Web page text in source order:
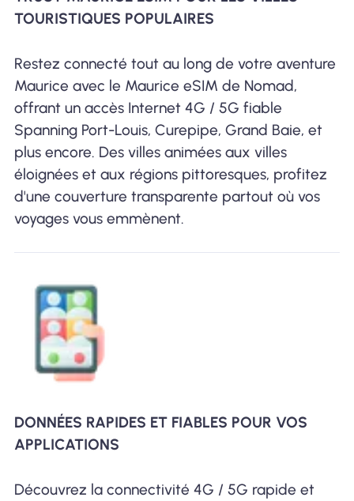
TOURISTIQUES POPULAIRES
Restez connecté tout au long de votre aventure
Maurice avec le Maurice eSIM de Nomad,
offrant un accès Internet 4G / 5G fiable
Spanning Port-Louis, Curepipe, Grand Baie, et
plus encore. Des villes animées aux villes
éloignées et aux régions pittoresques, profitez
d'une couverture transparente partout où vos
voyages vous emmènent.
DONNÉES RAPIDES ET FIABLES POUR VOS
APPLICATIONS
Découvrez la connectivité 4G / 5G rapide et